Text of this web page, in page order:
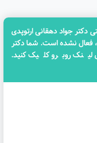
جواد دهقانی ارتوپدی
فعال نشده است. شما دکتر
روبرو کلیک کنید.